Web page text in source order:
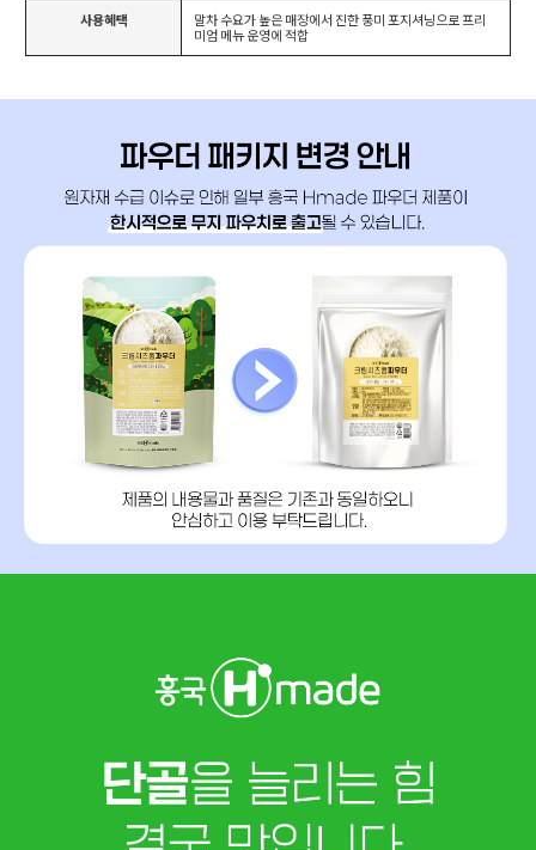
사용혜택
말차 수요가 높은 매장에서 진한 풍미 포지셔닝으로 프리
미엄 메뉴 운영에 적합